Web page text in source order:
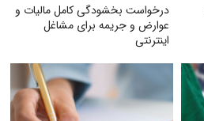
درخواست بخشودگی کامل مالیات و
عوارض و جریمه برای مشاغل
اینترنتی